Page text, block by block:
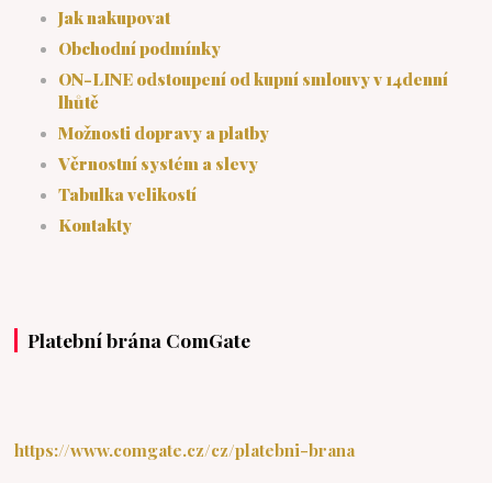
Jak nakupovat
Obchodní podmínky
ON-LINE odstoupení od kupní smlouvy v 14denní
lhůtě
Možnosti dopravy a platby
Věrnostní systém a slevy
Tabulka velikostí
Kontakty
Platební brána ComGate
https://www.comgate.cz/cz/platebni-brana